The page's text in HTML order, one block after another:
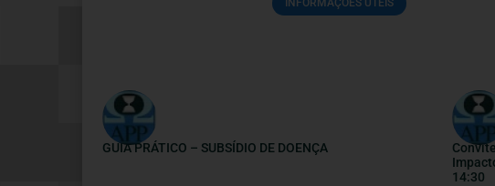
INFORMAÇÕES ÚTEIS
GUIA PRÁTICO – SUBSÍDIO DE DOENÇA
14:30